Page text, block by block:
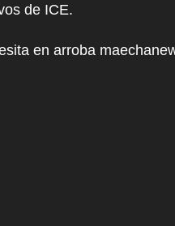
de ICE.
en arroba